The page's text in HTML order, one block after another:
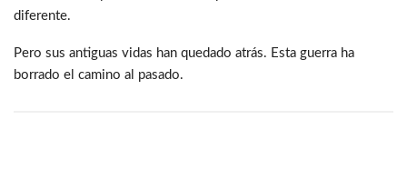
diferente.
Pero sus antiguas vidas han quedado atrás. Esta guerra ha
borrado el camino al pasado.